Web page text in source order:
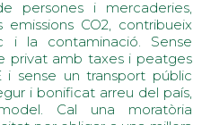
persones i mercaderies,
CO2, contribueix
i la contaminació. Sense
privat amb taxes i peatges
sense un transport públic
i bonificat arreu del país,
Cal una moratòria